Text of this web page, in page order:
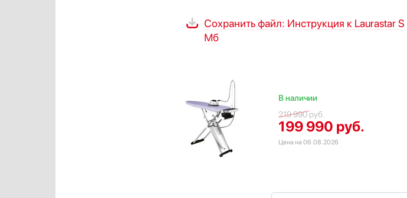
Сохранить файл: Инструкция к Laurastar
Мб
В наличии
219 990руб.
199 990 руб.
Цена на 06.08.2026